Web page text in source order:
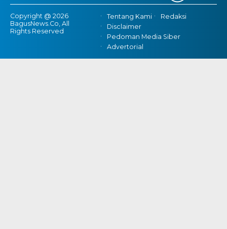
Copyright @ 2026
BagusNews.Co, All
Rights Reserved
Tentang Kami
Redaksi
Disclaimer
Pedoman Media Siber
Advertorial